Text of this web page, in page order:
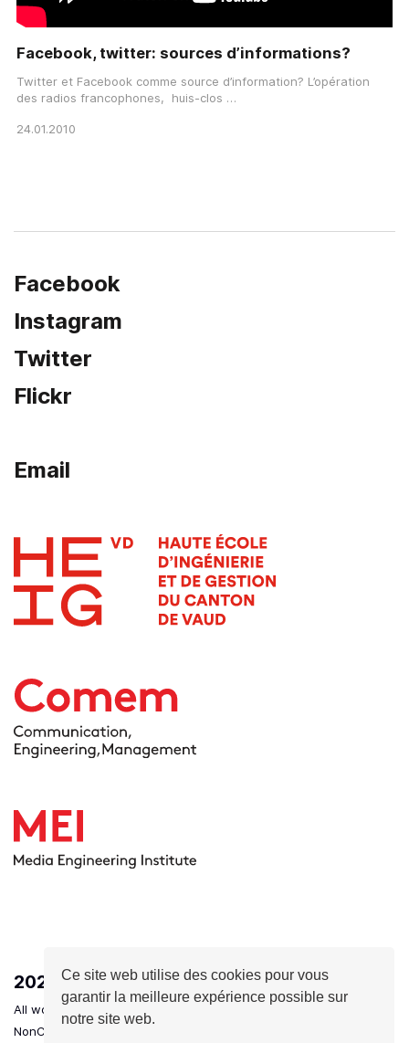
Ce site web utilise des cookies pour vous
garantir la meilleure expérience possible sur
notre site web.
Facebook, twitter: sources d’informations?
Twitter et Facebook comme source d’information? L’opération
des radios francophones, huis-clos …
24.01.2010
Facebook
Instagram
Twitter
Flickr
Email
2026 - HEIG-VD - Ingénierie des médias
All works are licensed under a Creative Commons Attribution-
NonCommercial-NoDerivatives 4.0 International License.